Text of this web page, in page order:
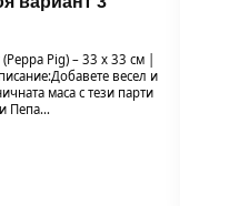
Pig) – 33 x 33 см |
весел и
маса с тези парти
Пепа…